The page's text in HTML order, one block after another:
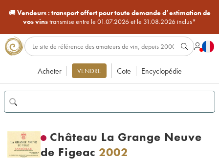
🚚Vendeurs : transport offert pour toute demande d’estimation de
vos vinstransmise entre le 01.07.2026 et le 31.08.2026 inclus*
Acheter VENDRE Cote Encyclopédie
Château La Grange Neuve
de Figeac 2002